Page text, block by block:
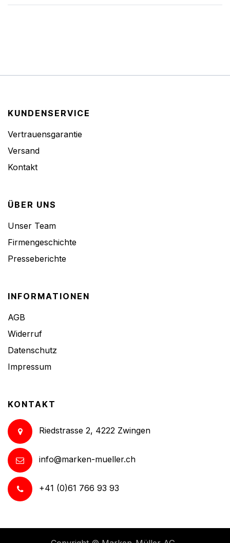
KUNDENSERVICE
Vertrauensgarantie
Versand
Kontakt
ÜBER UNS
Unser Team
Firmengeschichte
Presseberichte
INFORMATIONEN
AGB
Widerruf
Datenschutz
Impressum
KONTAKT
Riedstrasse 2, 4222 Zwingen
info@marken-mueller.ch
+41 (0)61 766 93 93